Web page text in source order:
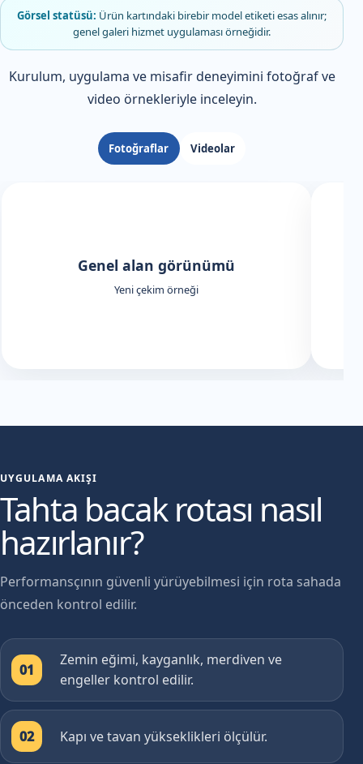
Görsel statüsü: Ürün kartındaki birebir model etiketi esas alınır;
genel galeri hizmet uygulaması örneğidir.
Kurulum, uygulama ve misafir deneyimini fotoğraf ve
video örnekleriyle inceleyin.
Fotoğraflar Videolar
Genel alan görünümü
Yeni çekim örneği
UYGULAMA AKIŞI
Tahta bacak rotası nasıl
hazırlanır?
Performansçının güvenli yürüyebilmesi için rota sahada
önceden kontrol edilir.
01
Zemin eğimi, kayganlık, merdiven ve
engeller kontrol edilir.
02 Kapı ve tavan yükseklikleri ölçülür.